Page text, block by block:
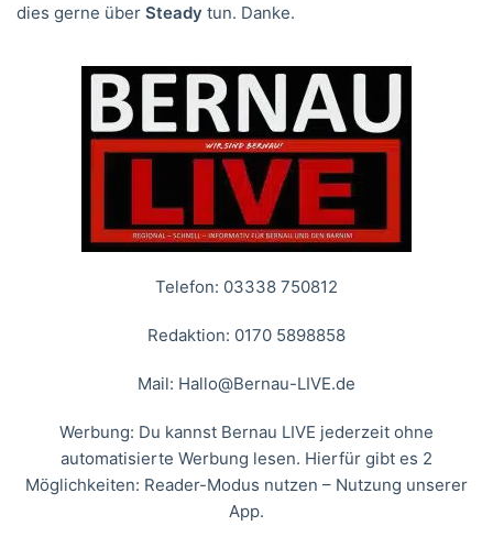
dies gerne über Steady tun. Danke.
Telefon: 03338 750812
Redaktion: 0170 5898858
Mail: Hallo@Bernau-LIVE.de
Werbung: Du kannst Bernau LIVE jederzeit ohne
automatisierte Werbung lesen. Hierfür gibt es 2
Möglichkeiten: Reader-Modus nutzen – Nutzung unserer
App.